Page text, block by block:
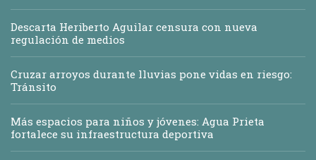
Descarta Heriberto Aguilar censura con nueva
regulación de medios
Cruzar arroyos durante lluvias pone vidas en riesgo:
Tránsito
Más espacios para niños y jóvenes: Agua Prieta
fortalece su infraestructura deportiva